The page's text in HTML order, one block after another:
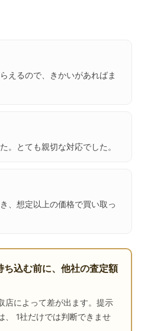
えるので、きかいがあればま
。とても親切な対応でした。
、想定以上の価格で買い取っ
ち込む前に、他社の査定額
店によって差が出ます。提示
、 1社だけでは判断できませ